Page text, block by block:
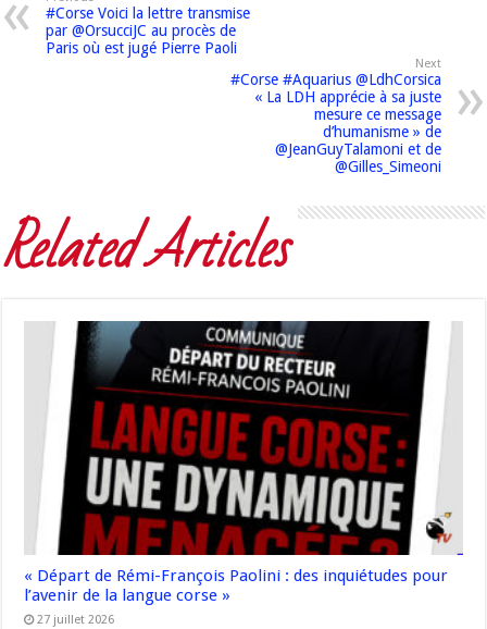
#Corse Voici la lettre transmise
par @OrsucciJC au procès de
Paris où est jugé Pierre Paoli
Next
#Corse #Aquarius @LdhCorsica
« La LDH apprécie à sa juste
mesure ce message
d’humanisme » de
@JeanGuyTalamoni et de
@Gilles_Simeoni
Related Articles
« Départ de Rémi-François Paolini : des inquiétudes pour
l’avenir de la langue corse »
27 juillet 2026